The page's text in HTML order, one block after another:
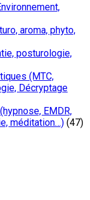
aroma, phyto,
posturologie,
(MTC,
Décryptage
EMDR,
méditation…) (47)